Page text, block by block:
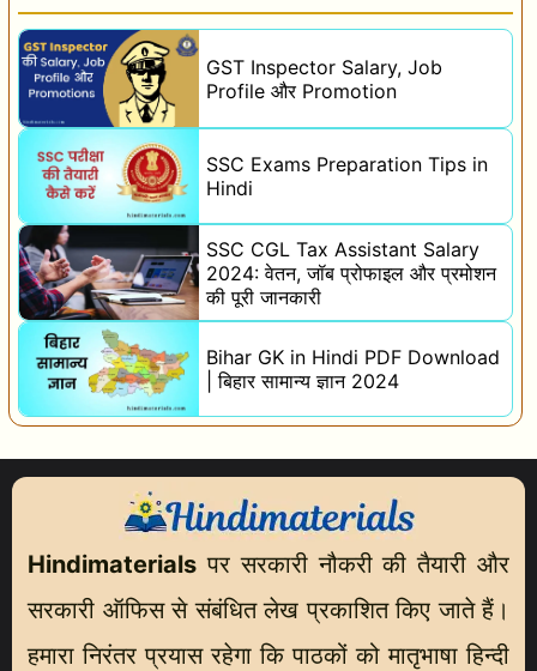
GST Inspector Salary, Job
Profile और Promotion
SSC Exams Preparation Tips in
Hindi
SSC CGL Tax Assistant Salary
2024: वेतन, जॉब प्रोफाइल और प्रमोशन
की पूरी जानकारी
Bihar GK in Hindi PDF Download
| बिहार सामान्य ज्ञान 2024
Hindimaterials पर सरकारी नौकरी की तैयारी और
सरकारी ऑफिस से संबंधित लेख प्रकाशित किए जाते हैं।
हमारा निरंतर प्रयास रहेगा कि पाठकों को मातृभाषा हिन्दी